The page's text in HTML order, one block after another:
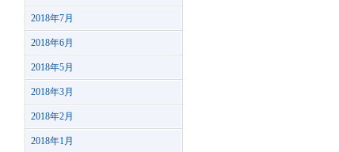
2018年7月
2018年6月
2018年5月
2018年3月
2018年2月
2018年1月